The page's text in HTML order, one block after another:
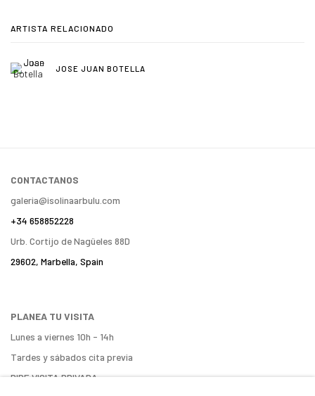
ARTISTA RELACIONADO
JOSE JUAN BOTELLA
CONTACTANOS
galeria@isolinaarbulu.com
+34 658852228
Urb. Cortijo de Nagüeles 88D
29602, Marbella, Spain
PLANEA TU VISITA
Lunes a viernes 10h - 14h
Tardes y sábados cita previa
PIDE VISITA PRIVADA